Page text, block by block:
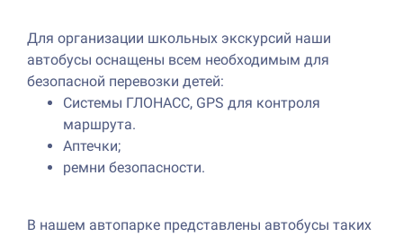
Для организации школьных экскурсий наши
автобусы оснащены всем необходимым для
безопасной перевозки детей:
Системы ГЛОНАСС, GPS для контроля
маршрута.
Аптечки;
ремни безопасности.
В нашем автопарке представлены автобусы таких